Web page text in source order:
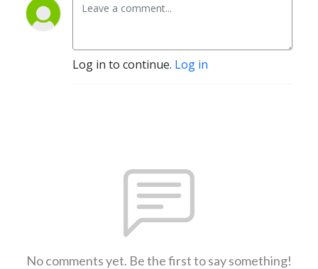
Log in to continue. Log in
No comments yet. Be the first to say something!